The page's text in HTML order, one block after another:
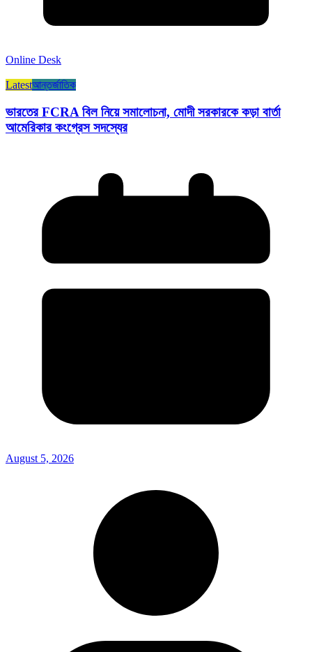
Online Desk
Latestআন্তর্জাতিক
ভারতের FCRA বিল নিয়ে সমালোচনা, মোদী সরকারকে কড়া বার্তা
আমেরিকার কংগ্রেস সদস্যের
August 5, 2026